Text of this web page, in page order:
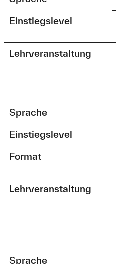
Einstiegslevel
Lehrveranstaltung
Sprache
Einstiegslevel
Format
Lehrveranstaltung
Sprache